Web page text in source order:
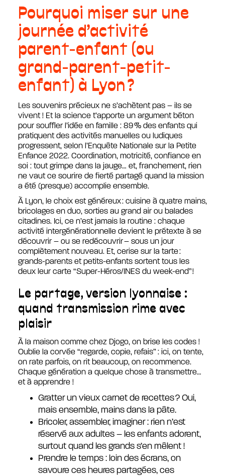
Pourquoi miser sur une
journée d’activité
parent-enfant (ou
grand-parent-petit-
enfant) à Lyon ?
Les souvenirs précieux ne s’achètent pas – ils se
vivent ! Et la science t’apporte un argument béton
pour souffler l’idée en famille : 89 % des enfants qui
pratiquent des activités manuelles ou ludiques
progressent, selon l’Enquête Nationale sur la Petite
Enfance 2022. Coordination, motricité, confiance en
soi : tout grimpe dans la jauge… et, franchement, rien
ne vaut ce sourire de fierté partagé quand la mission
a été (presque) accomplie ensemble.
À Lyon, le choix est généreux : cuisine à quatre mains,
bricolages en duo, sorties au grand air ou balades
citadines. Ici, ce n’est jamais la routine : chaque
activité intergénérationnelle devient le prétexte à se
découvrir – ou se redécouvrir – sous un jour
complètement nouveau. Et, cerise sur la tarte :
grands-parents et petits-enfants sortent tous les
deux leur carte “Super-Héros/INES du week-end” !
Le partage, version lyonnaise :
quand transmission rime avec
plaisir
À la maison comme chez Djogo, on brise les codes !
Oublie la corvée “regarde, copie, refais” : ici, on tente,
on rate parfois, on rit beaucoup, on recommence.
Chaque génération a quelque chose à transmettre…
et à apprendre !
Gratter un vieux carnet de recettes ? Oui,
mais ensemble, mains dans la pâte.
Bricoler, assembler, imaginer : rien n’est
réservé aux adultes – les enfants adorent,
surtout quand les grands s’en mêlent !
Prendre le temps : loin des écrans, on
savoure ces heures partagées, ces